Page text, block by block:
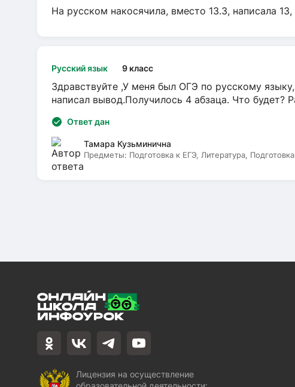
На русском накосячила, вместо 13.3, написала
Русский язык 9 класс
Здравствуйте ,У меня был ОГЭ по русскому
написал вывод.Получилось 4 абзаца. Что будет?
Ответ дан
Тамара Кузьминична
Предметы: Подготовка к ЕГЭ, Литература,
Лицензия на осуществление